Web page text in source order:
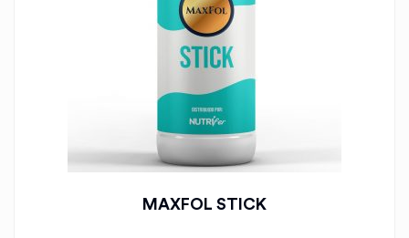
MAXFOL STICK